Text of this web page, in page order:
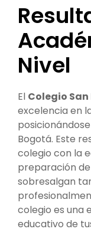
Nivel
El Colegio
excelencia en
Bogotá. Este
colegio con la
preparación
sobresalgan
colegio es una
educativo de